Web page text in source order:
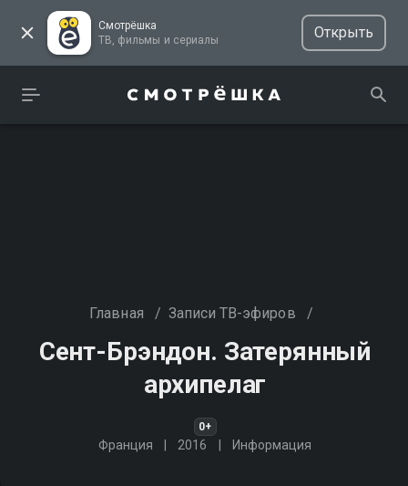
Смотрёшка
ТВ, фильмы и сериалы
Открыть
Главная / Записи ТВ-эфиров /
Сент-Брэндон. Затерянный
архипелаг
0+
Франция 2016 Информация